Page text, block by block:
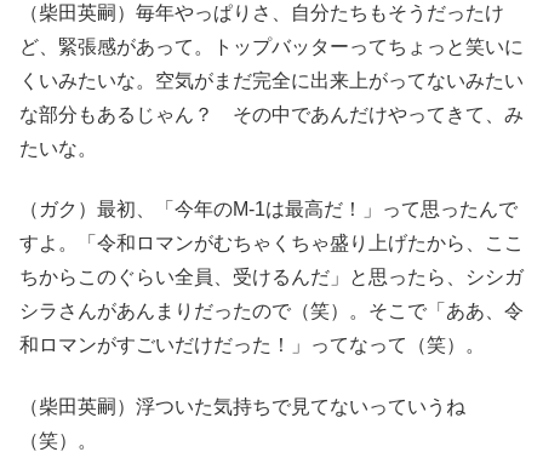
（柴田英嗣）毎年やっぱりさ、自分たちもそうだったけ
ど、緊張感があって。トップバッターってちょっと笑いに
くいみたいな。空気がまだ完全に出来上がってないみたい
な部分もあるじゃん？ その中であんだけやってきて、み
たいな。
（ガク）最初、「今年のM-1は最高だ！」って思ったんで
すよ。「令和ロマンがむちゃくちゃ盛り上げたから、ここ
ちからこのぐらい全員、受けるんだ」と思ったら、シシガ
シラさんがあんまりだったので（笑）。そこで「ああ、令
和ロマンがすごいだけだった！」ってなって（笑）。
（柴田英嗣）浮ついた気持ちで見てないっていうね
（笑）。